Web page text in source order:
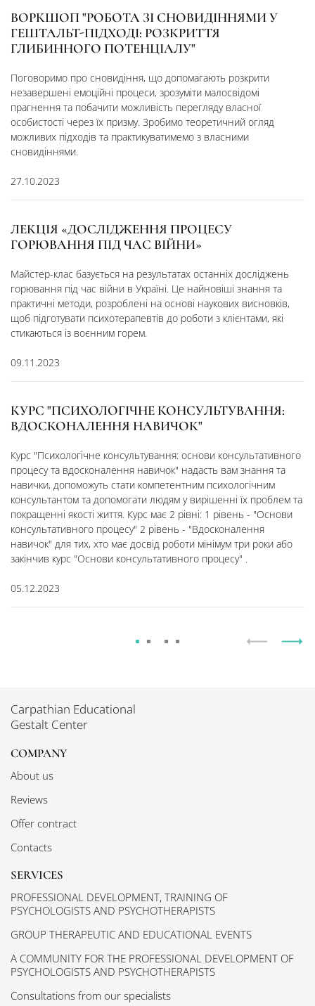
ВОРКШОП "РОБОТА ЗІ СНОВИДІННЯМИ У
ГЕШТАЛЬТ-ПІДХОДІ: РОЗКРИТТЯ
ГЛИБИННОГО ПОТЕНЦІАЛУ"
Поговоримо про сновидіння, що допомагають розкрити
незавершені емоційні процеси, зрозуміти малосвідомі
прагнення та побачити можливість перегляду власної
особистості через їх призму. Зробимо теоретичний огляд
можливих підходів та практикуватимемо з власними
сновидіннями.
27.10.2023
ЛЕКЦІЯ «ДОСЛІДЖЕННЯ ПРОЦЕСУ
ГОРЮВАННЯ ПІД ЧАС ВІЙНИ»
Майстер-клас базується на результатах останніх досліджень
горювання під час війни в Україні. Це найновіші знання та
практичні методи, розроблені на основі наукових висновків,
щоб підготувати психотерапевтів до роботи з клієнтами, які
стикаються із воєнним горем.
09.11.2023
КУРС "ПСИХОЛОГІЧНЕ КОНСУЛЬТУВАННЯ:
ВДОСКОНАЛЕННЯ НАВИЧОК"
Курс "Психологічне консультування: основи консультативного
процесу та вдосконалення навичок" надасть вам знання та
навички, допоможуть стати компетентним психологічним
консультантом та допомогати людям у вирішенні їх проблем та
покращенні якості життя. Курс має 2 рівні: 1 рівень - "Основи
консультативного процесу" 2 рівень - "Вдосконалення
навичок" для тих, хто має досвід роботи мінімум три роки або
закінчив курс "Основи консультативного процесу" .
05.12.2023
Carpathian Educational
Gestalt Center
COMPANY
About us
Reviews
Offer contract
Contacts
SERVICES
PROFESSIONAL DEVELOPMENT, TRAINING OF
PSYCHOLOGISTS AND PSYCHOTHERAPISTS
GROUP THERAPEUTIC AND EDUCATIONAL EVENTS
A COMMUNITY FOR THE PROFESSIONAL DEVELOPMENT OF
PSYCHOLOGISTS AND PSYCHOTHERAPISTS
Consultations from our specialists